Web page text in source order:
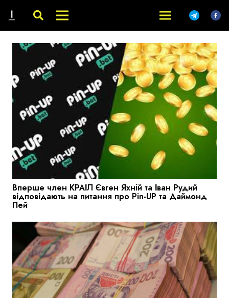
Вперше член КРАІЛ Євген Яхній та Іван Рудий
відповідають на питання про Pin-UP та Даймонд
Пей